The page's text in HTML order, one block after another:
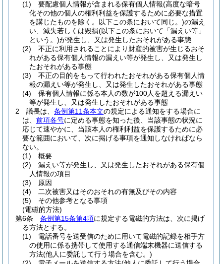
(1)
要配慮個人情報が含まれる保有個人情報(高度な暗号
化その他の個人の権利利益を保護するために必要な措置
を講じたものを除く。以下この条において同じ。)の漏え
い、滅失若しくは毀損(以下この条において「漏えい等」
という。)が発生し、又は発生したおそれがある事態
(2)
不正に利用されることにより財産的被害が生じるおそ
れがある保有個人情報の漏えい等が発生し、又は発生し
たおそれがある事態
(3)
不正の目的をもって行われたおそれがある保有個人情
報の漏えい等が発生し、又は発生したおそれがある事態
(4)
保有個人情報に係る本人の数が100人を超える漏えい
等が発生し、又は発生したおそれがある事態
2
議長は、 条例第11条本文の規定による通知をする場合に
は、 前項各号に定める事態を知った後、当該事態の状況に
応じて速やかに、当該本人の権利利益を保護するために必
要な範囲において、次に掲げる事項を通知しなければなら
ない。
(1)
概要
(2)
漏えい等が発生し、又は発生したおそれがある保有個
人情報の項目
(3)
原因
(4)
二次被害又はそのおそれの有無及びその内容
(5)
その他参考となる事項
(電磁的方法)
第6条
条例第15条第4項に規定する電磁的方法は、次に掲げ
る方法とする。
(1)
電話番号を送受信のために用いて電磁的記録を相手方
の使用に係る携帯して使用する通信端末機器に送信する
方法(他人に委託して行う場合を含む。)